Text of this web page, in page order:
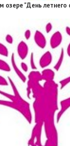
озере "День летнего